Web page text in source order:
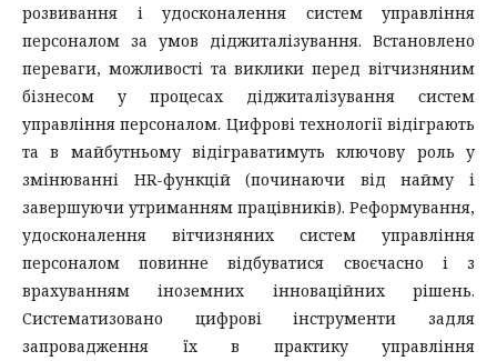
розвивання і удосконалення систем управління
персоналом за умов діджиталізування. Встановлено
переваги, можливості та виклики перед вітчизняним
бізнесом у процесах діджиталізування систем
управління персоналом. Цифрові технології відіграють
та в майбутньому відіграватимуть ключову роль у
змінюванні HR-функцій (починаючи від найму і
завершуючи утриманням працівників). Реформування,
удосконалення вітчизняних систем управління
персоналом повинне відбуватися своєчасно і з
врахуванням іноземних інноваційних рішень.
Систематизовано цифрові інструменти задля
запровадження їх в практику управління